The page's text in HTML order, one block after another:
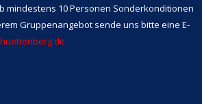
mindestens 10 Personen Sonderkonditionen
Gruppenangebot sende uns bitte eine E-